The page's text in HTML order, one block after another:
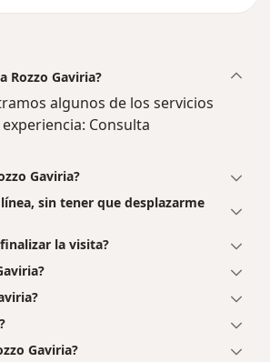
Rozzo Gaviria?
algunos de los servicios
Consulta
Gaviria?
sin tener que desplazarme
la visita?
Gaviria?